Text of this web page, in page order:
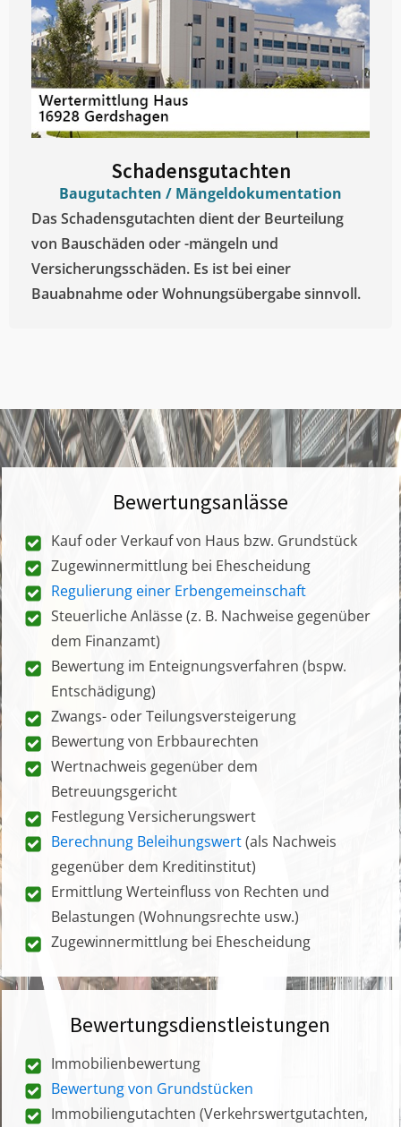
Schadensgutachten
Baugutachten / Mängeldokumentation
Das Schadensgutachten dient der Beurteilung
von Bauschäden oder -mängeln und
Versicherungsschäden. Es ist bei einer
Bauabnahme oder Wohnungsübergabe sinnvoll.
Bewertungsanlässe
Kauf oder Verkauf von Haus bzw. Grundstück
Zugewinnermittlung bei Ehescheidung
Regulierung einer Erbengemeinschaft
Steuerliche Anlässe (z. B. Nachweise gegenüber
dem Finanzamt)
Bewertung im Enteignungsverfahren (bspw.
Entschädigung)
Zwangs- oder Teilungsversteigerung
Bewertung von Erbbaurechten
Wertnachweis gegenüber dem
Betreuungsgericht
Festlegung Versicherungswert
Berechnung Beleihungswert(als Nachweis
gegenüber dem Kreditinstitut)
Ermittlung Werteinfluss von Rechten und
Belastungen (Wohnungsrechte usw.)
Zugewinnermittlung bei Ehescheidung
Bewertungsdienstleistungen
Immobilienbewertung
Bewertung von Grundstücken
Immobiliengutachten (Verkehrswertgutachten,